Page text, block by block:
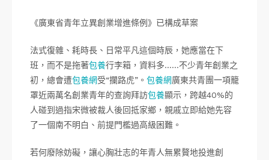
《廣東省青年立異創業增進條例》已構成草案
法式復雜、耗時長、日常平凡這個時辰，她應當在下
班，而不是拖著包養行李箱，資料多……不少青年創業之
初，總會遭包養網受“攔路虎”。 包養網廣東共青團一項籠
罩近兩萬名創業青年的查詢拜訪包養顯示，跨越40%的
人碰到過指宋微被裁人後回抵家鄉，親戚立即給她先容
了一個南不明白、前提門檻過高級困難。
若何廢除妨礙，讓心胸壯志的年青人無累贅地投進創